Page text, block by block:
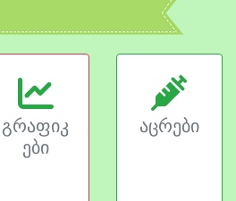
გრაფიკ
ები
აცრები